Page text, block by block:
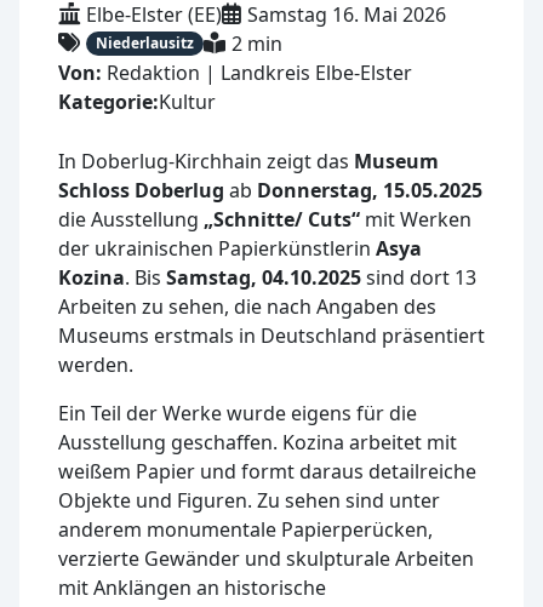
Elbe-Elster (EE) Samstag 16. Mai 2026
Niederlausitz
2 min
Von: Redaktion | Landkreis Elbe-Elster
Kategorie:Kultur
In Doberlug-Kirchhain zeigt das Museum
Schloss Doberlug ab Donnerstag, 15.05.2025
die Ausstellung „Schnitte/ Cuts“ mit Werken
der ukrainischen Papierkünstlerin Asya
Kozina. Bis Samstag, 04.10.2025sind dort 13
Arbeiten zu sehen, die nach Angaben des
Museums erstmals in Deutschland präsentiert
werden.
Ein Teil der Werke wurde eigens für die
Ausstellung geschaffen. Kozina arbeitet mit
weißem Papier und formt daraus detailreiche
Objekte und Figuren. Zu sehen sind unter
anderem monumentale Papierperücken,
verzierte Gewänder und skulpturale Arbeiten
mit Anklängen an historische